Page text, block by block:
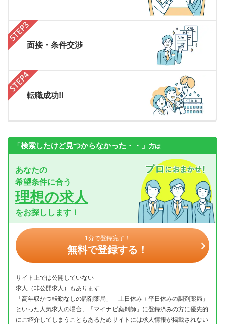
面接・条件交渉
転職成功!!
「検索したけど見つからなかった・・」 方は
あなたの
希望条件に合う
理想の求人
をお探しします！
1分で登録完了！
無料で登録する！
サイト上では公開していない
求人（非公開求人）もあります
「高年収かつ転勤なしの調剤薬局」「土日休み＋平日休みの調剤薬局」
といった人気求人の場合、「マイナビ薬剤師」に登録済みの方に優先的
にご紹介してしまうこともあるためサイトには求人情報が掲載されない